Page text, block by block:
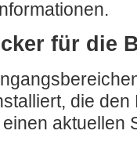
für die
die
aktuellen